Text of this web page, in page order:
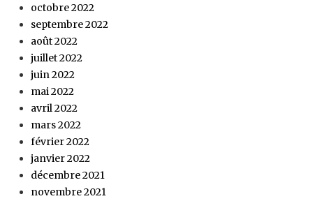
octobre 2022
septembre 2022
août 2022
juillet 2022
juin 2022
mai 2022
avril 2022
mars 2022
février 2022
janvier 2022
décembre 2021
novembre 2021